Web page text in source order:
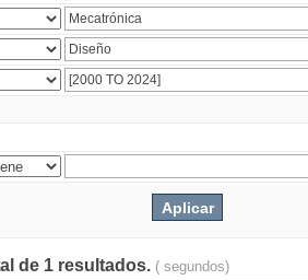
de 1 resultados. ( segundos)